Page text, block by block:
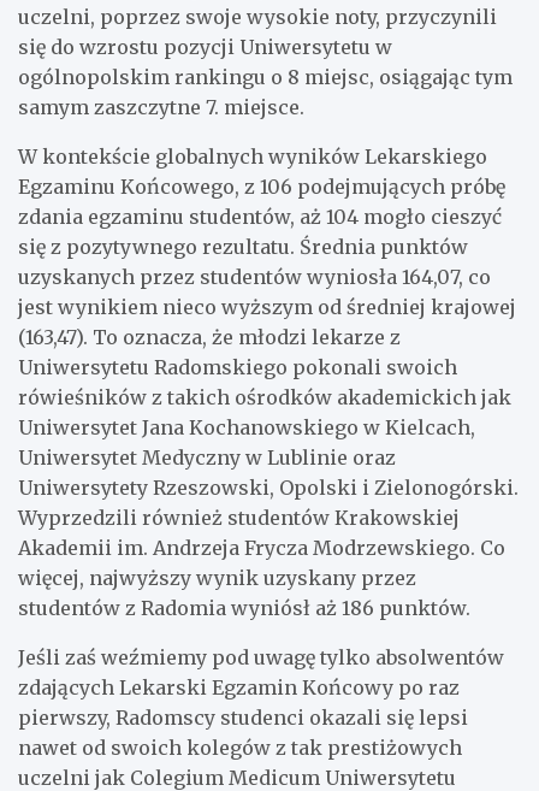
uczelni, poprzez swoje wysokie noty, przyczynili
się do wzrostu pozycji Uniwersytetu w
ogólnopolskim rankingu o 8 miejsc, osiągając tym
samym zaszczytne 7. miejsce.
W kontekście globalnych wyników Lekarskiego
Egzaminu Końcowego, z 106 podejmujących próbę
zdania egzaminu studentów, aż 104 mogło cieszyć
się z pozytywnego rezultatu. Średnia punktów
uzyskanych przez studentów wyniosła 164,07, co
jest wynikiem nieco wyższym od średniej krajowej
(163,47). To oznacza, że młodzi lekarze z
Uniwersytetu Radomskiego pokonali swoich
rówieśników z takich ośrodków akademickich jak
Uniwersytet Jana Kochanowskiego w Kielcach,
Uniwersytet Medyczny w Lublinie oraz
Uniwersytety Rzeszowski, Opolski i Zielonogórski.
Wyprzedzili również studentów Krakowskiej
Akademii im. Andrzeja Frycza Modrzewskiego. Co
więcej, najwyższy wynik uzyskany przez
studentów z Radomia wyniósł aż 186 punktów.
Jeśli zaś weźmiemy pod uwagę tylko absolwentów
zdających Lekarski Egzamin Końcowy po raz
pierwszy, Radomscy studenci okazali się lepsi
nawet od swoich kolegów z tak prestiżowych
uczelni jak Colegium Medicum Uniwersytetu